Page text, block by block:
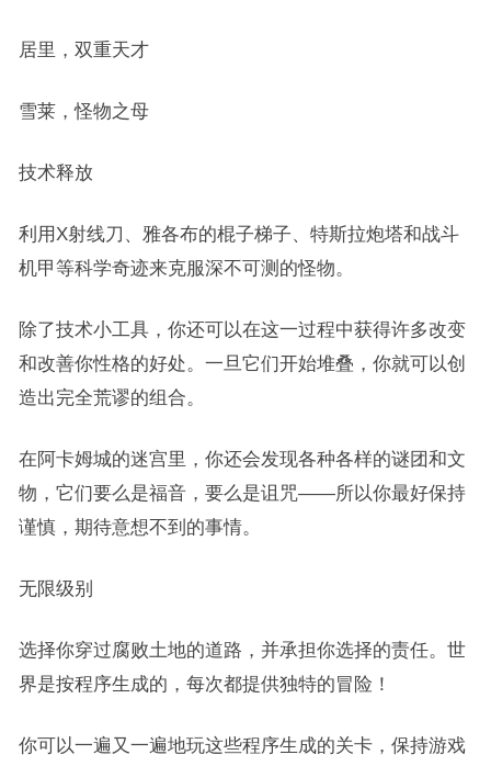
居里，双重天才
雪莱，怪物之母
技术释放
利用X射线刀、雅各布的棍子梯子、特斯拉炮塔和战斗
机甲等科学奇迹来克服深不可测的怪物。
除了技术小工具，你还可以在这一过程中获得许多改变
和改善你性格的好处。一旦它们开始堆叠，你就可以创
造出完全荒谬的组合。
在阿卡姆城的迷宫里，你还会发现各种各样的谜团和文
物，它们要么是福音，要么是诅咒——所以你最好保持
谨慎，期待意想不到的事情。
无限级别
选择你穿过腐败土地的道路，并承担你选择的责任。世
界是按程序生成的，每次都提供独特的冒险！
你可以一遍又一遍地玩这些程序生成的关卡，保持游戏